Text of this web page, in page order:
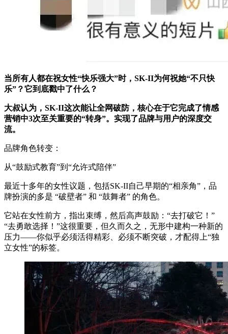
当所有人都在祝女性“快乐强大”时，SK-II为何祝她“不只快
乐”？它到底戳中了什么？
大叔认为，SK-II这次能让全网破防，核心在于它完成了情感
营销中3次至关重要的“转身”。实现了品牌与用户的深度交
流。
品牌角色转变：
从“鼓励式教育”到“允许式陪伴”
最近十多年的女性议题，包括SK-II自己早期的“相亲角”，品
牌扮演的多是 “破壁者” 和 “鼓舞者” 的角色。
它站在女性前方，指出束缚，然后高声鼓励：“去打破它！”
“去勇敢选择！”这很重要，但久而久之，无形中建构一种新的
压力——你似乎必须活得精彩、必须不断突破，才配得上“独
立女性”的标签。